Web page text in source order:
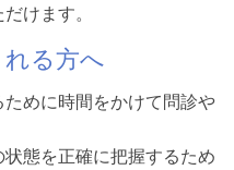
けます。
る方へ
めに時間をかけて問診や
態を正確に把握するため